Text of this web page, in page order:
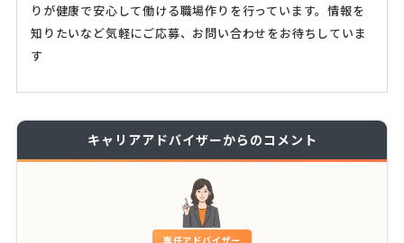
りが健康で安心して働ける職場作りを行っています。情報を
知りたいなど気軽にご応募、お問い合わせをお待ちしていま
す
キャリアアドバイザーからのコメント
専任アドバイザー